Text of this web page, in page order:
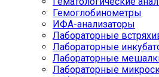
Гемоглобинометры
ИФА-анализаторы
Лабораторные
Лабораторные
Лабораторные
Лабораторные